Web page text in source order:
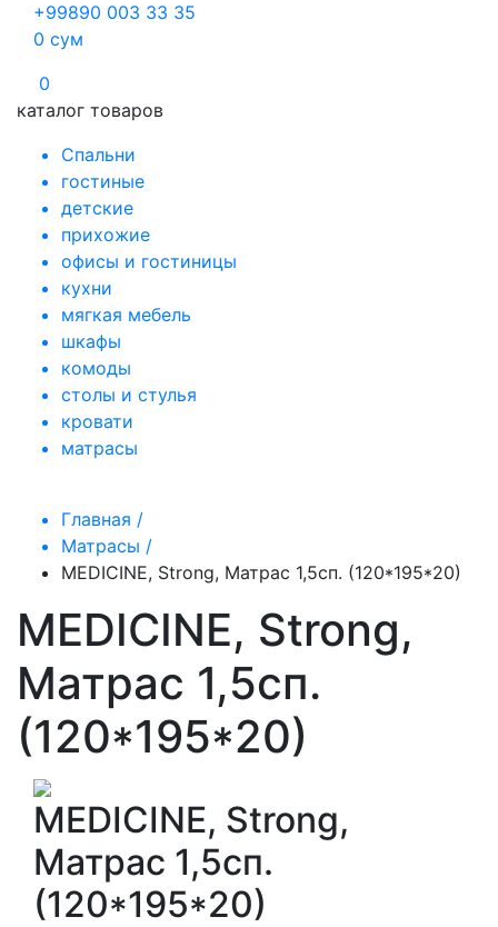
+99890 003 33 35
0 сум
0
каталог товаров
Спальни
гостиные
детские
прихожие
офисы и гостиницы
кухни
мягкая мебель
шкафы
комоды
столы и стулья
кровати
матрасы
Главная /
Матрасы /
MEDICINE, Strong, Матрас 1,5сп. (120*195*20)
MEDICINE, Strong,
Матрас 1,5сп.
(120*195*20)
MEDICINE, Strong,
Матрас 1,5сп.
(120*195*20)